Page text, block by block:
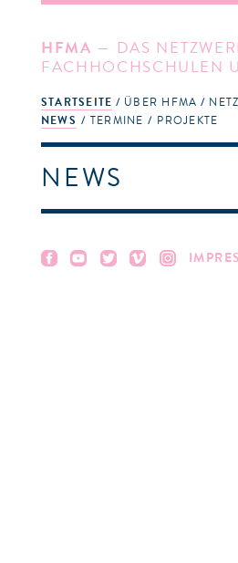
HFMA — DAS
FACHHOCHSCHULEN
STARTSEITE
NEWS
TERMINE PROJEKTE
ÜBER HFMA
NEWS